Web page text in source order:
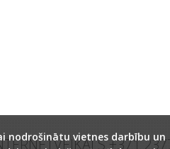
+371
nodrošinātu vietnes darbību un